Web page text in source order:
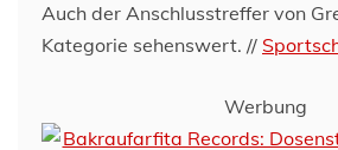
Auch der Anschlusstreffer von
Kategorie sehenswert. //
Werbung